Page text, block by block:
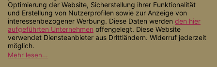
Shop Service
Informationen
Zahlungsarten